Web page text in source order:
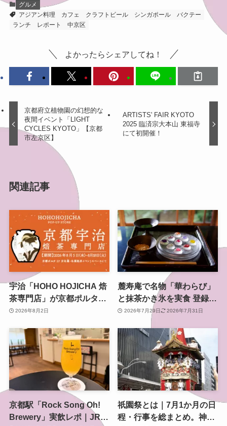
グルメ
アジアン料理
カフェ クラフトビール シンガポール
バクテー
ランチ
レポート 中京区
よかったらシェアしてね！
京都府立植物園の幻想的な
夜間イベント「LIGHT
CYCLES KYOTO」【京都
市左京区】
ARTISTS' FAIR KYOTO
2025 臨済宗大本山 東福寺
にて初開催！
関連記事
宇治「HOHO HOJICHA 焙
茶専門店」が京都ポルタで
POP-UP、8月5日から14日
2026年8月2日
麓寿庵で名物「華わらび」
と抹茶かき氷を実食 登録有
形文化財で味わう京都時間
2026年7月29日 2026年7月31日
京都駅「Rock Song Oh!
Brewery」実飲レポ｜JR東
祇園祭とは｜7月1か月の日
程・行事を総まとめ。神幸